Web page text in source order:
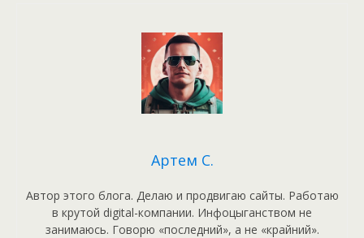
Артем С.
Автор этого блога. Делаю и продвигаю сайты. Работаю
в крутой digital-компании. Инфоцыганством не
занимаюсь. Говорю «последний», а не «крайний».